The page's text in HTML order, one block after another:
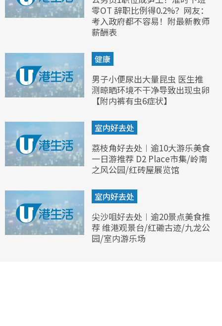
零OT 辞职比例得0.2%？网友：
考入政府都不容易！附最新教师
薪酬表
健康
男子小便尿出大量昆虫 医生推
测晾晒环境不干净导致出现虫卵
【附内裤有虫6症状】
室内好去处
荔枝角好去处︱逾10大游乐美食
一日游推荐 D2 Place市集/岭南
之风公园/红砖屋展览馆
室内好去处
尖沙咀好去处︱逾20景点美食推
荐 维港观景台/红磡古迹/九龙公
园/室内游乐场